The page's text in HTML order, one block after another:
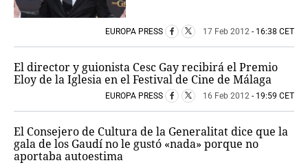
EUROPA PRESS 17 Feb 2012 - 16:38 CET
El director y guionista Cesc Gay recibirá el Premio
Eloy de la Iglesia en el Festival de Cine de Málaga
EUROPA PRESS 16 Feb 2012 - 19:59 CET
El Consejero de Cultura de la Generalitat dice que la
gala de los Gaudí no le gustó «nada» porque no
aportaba autoestima